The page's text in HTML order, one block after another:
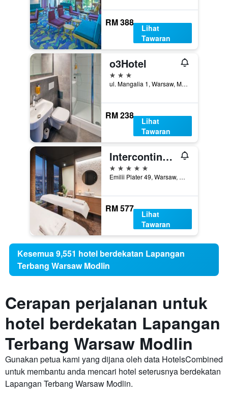
RM 388
Lihat
Tawaran
o3Hotel
3 bintang
ul. Mangalia 1, Warsaw, Mazowieckie, Poland
RM 238
Lihat
Tawaran
Intercontinental Hotels Warsaw By IHG
5 bintang
Emilii Plater 49, Warsaw, Mazowieckie, Poland
RM 577
Lihat
Tawaran
Kesemua 9,551 hotel berdekatan Lapangan
Terbang Warsaw Modlin
Cerapan perjalanan untuk
hotel berdekatan Lapangan
Terbang Warsaw Modlin
Gunakan petua kami yang dijana oleh data HotelsCombined
untuk membantu anda mencari hotel seterusnya berdekatan
Lapangan Terbang Warsaw Modlin.